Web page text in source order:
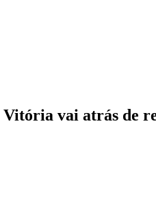
Vitória vai atrás de